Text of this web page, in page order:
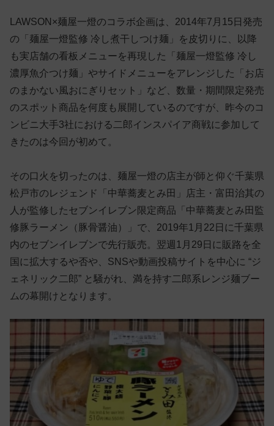
LAWSON×麺屋一燈のコラボ企画は、2014年7月15日発売
の「麺屋一燈監修 冷し煮干しつけ麺」を皮切りに、以降
も実店舗の看板メニューを再現した「麺屋一燈監修 冷し
濃厚魚介つけ麺」やサイドメニューをアレンジした「お店
のまかない風おにぎりセット」など、数量・期間限定発売
のスポット商品を何度も展開しているのですが、昨今のコ
ンビニ大手3社における二郎インスパイア商戦に参加して
きたのは今回が初めて。
その口火を切ったのは、麺屋一燈の店主が師と仰ぐ千葉県
松戸市のレジェンド「中華蕎麦とみ田」店主・富田治其の
人が監修したセブンイレブン限定商品「中華蕎麦とみ田監
修豚ラーメン（豚骨醤油）」で、2019年1月22日に千葉県
内のセブンイレブンで先行販売。翌週1月29日に販路を全
国に拡大するや否や、SNSや動画投稿サイトを中心に “ジ
ェネリック二郎” と騒がれ、満を持す二郎系レンジ麺ブー
ムの幕開けとなります。